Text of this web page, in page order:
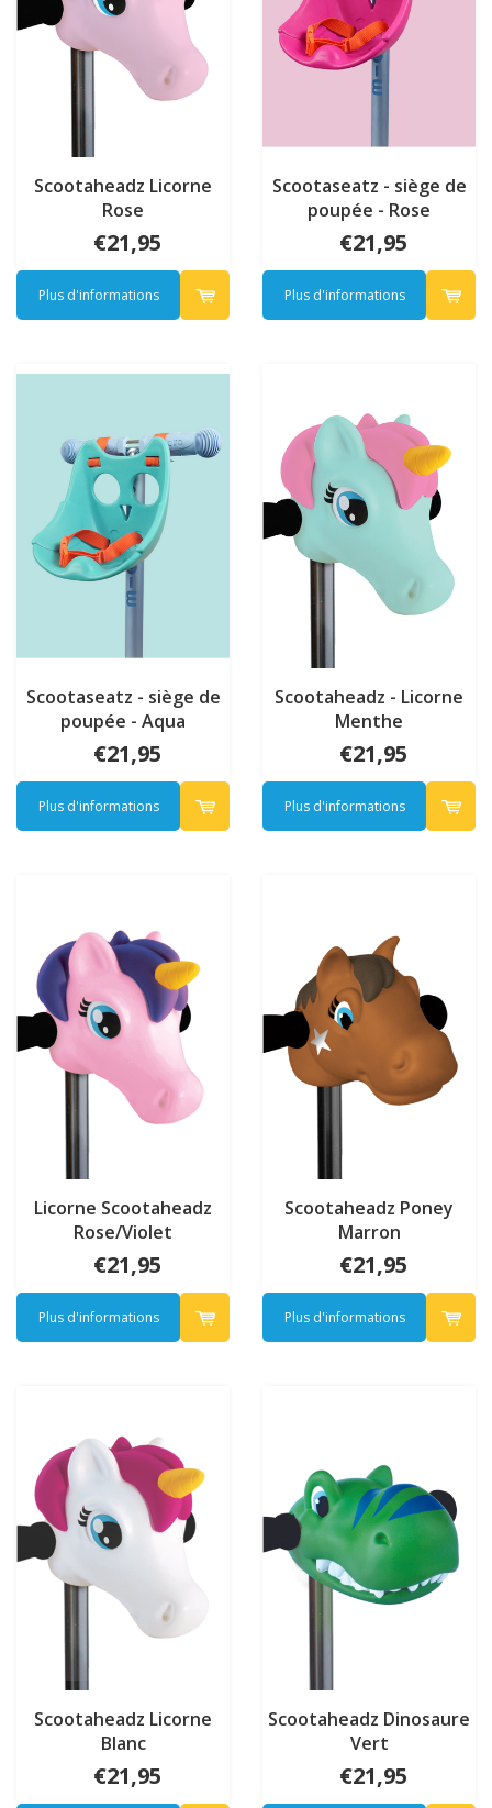
Scootaheadz Licorne
Rose
€21,95
Plus d'informations
Scootaseatz - siège de
poupée - Rose
€21,95
Plus d'informations
Scootaseatz - siège de
poupée - Aqua
€21,95
Plus d'informations
Scootaheadz - Licorne
Menthe
€21,95
Plus d'informations
Licorne Scootaheadz
Rose/Violet
€21,95
Plus d'informations
Scootaheadz Poney
Marron
€21,95
Plus d'informations
Scootaheadz Licorne
Blanc
€21,95
Scootaheadz Dinosaure
Vert
€21,95